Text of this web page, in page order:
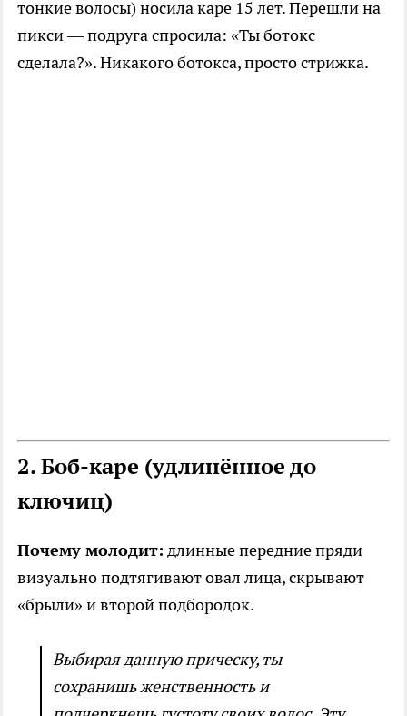
тонкие волосы) носила каре 15 лет. Перешли на
пикси — подруга спросила: «Ты ботокс
сделала?». Никакого ботокса, просто стрижка.
2. Боб-каре (удлинённое до
ключиц)
Почему молодит: длинные передние пряди
визуально подтягивают овал лица, скрывают
«брыли» и второй подбородок.
Выбирая данную прическу, ты
сохранишь женственность и